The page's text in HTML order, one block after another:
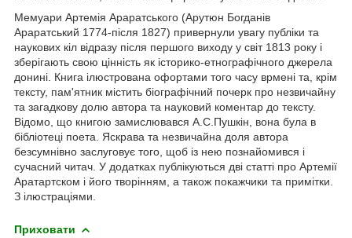
Мемуари Артемія Араратського (Арутюн Богданів
Араратський 1774-після 1827) привернули увагу публіки та
наукових кіл відразу після першого виходу у світ 1813 року і
зберігають свою цінність як історико-етнографічного джерела
донині. Книга ілюстрована офортами того часу врмені та, крім
тексту, пам'ятник містить біографічний почерк про незвичайну
та загадкову долю автора та науковий коментар до тексту.
Відомо, що книгою замислювався А.С.Пушкін, вона була в
бібліотеці поета. Яскрава та незвичайна доля автора
безсумнівно заслуговує того, щоб із нею познайомився і
сучасний читач. У додатках публікуються дві статті про Артемії
Аратартском і його творінням, а також покажчики та примітки.
З ілюстраціями.
Приховати